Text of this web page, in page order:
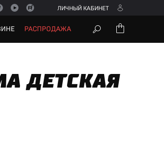
ЛИЧНЫЙ КАБИНЕТ
РАСПРОДАЖА
ДЕТСКАЯ